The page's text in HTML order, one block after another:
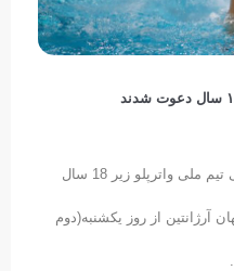
با دعوت از 20 بازیکن اردوی تدارکاتی تیم ملی واترپلو زیر 18 سال
از روز یکشنبه(دوم